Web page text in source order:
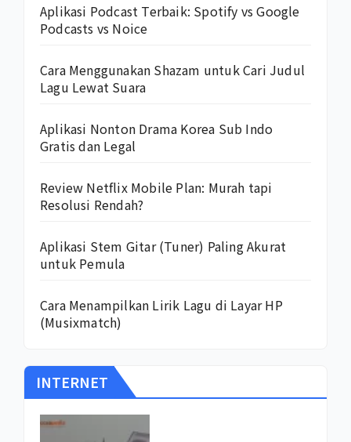
Aplikasi Podcast Terbaik: Spotify vs Google
Podcasts vs Noice
Cara Menggunakan Shazam untuk Cari Judul
Lagu Lewat Suara
Aplikasi Nonton Drama Korea Sub Indo
Gratis dan Legal
Review Netflix Mobile Plan: Murah tapi
Resolusi Rendah?
Aplikasi Stem Gitar (Tuner) Paling Akurat
untuk Pemula
Cara Menampilkan Lirik Lagu di Layar HP
(Musixmatch)
INTERNET